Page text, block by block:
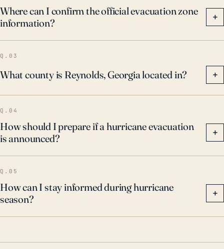
Where can I confirm the official evacuation zone
information?
+
Q.03
What county is Reynolds, Georgia located in? +
Q.04
How should I prepare if a hurricane evacuation
is announced?
+
Q.05
How can I stay informed during hurricane
season?
+